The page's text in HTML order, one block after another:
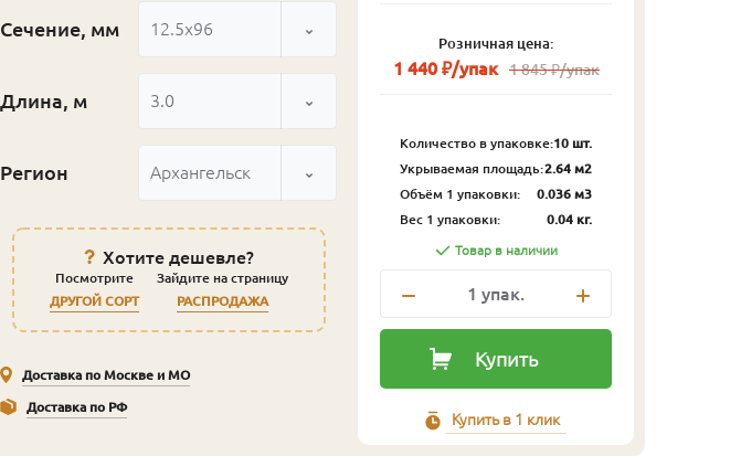
Сечение, мм 12.5x96
Длина, м 3.0
Регион Архангельск
Хотите дешевле?
Посмотрите
ДРУГОЙ СОРТ
Зайдите на страницу
РАСПРОДАЖА
Доставка по Москве и МО
Доставка по РФ
Розничная цена:
1 440 ₽/упак 1 845 ₽/упак
Количество в упаковке:10 шт.
Укрываемая площадь:2.64 м2
Объём 1 упаковки:
0.036 м3
Вес 1 упаковки:
0.04 кг.
Товар в наличии
1 упак.
Купить
Купить в 1 клик